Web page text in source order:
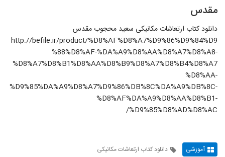
مقدس
دانلود کتاب ارتعاشات مکانیکی سعید محجوب مقدس
http://befile.ir/product/%D8%AF%D8%A7%D9%86%D9%84%D9
%88%D8%AF-%DA%A9%D8%AA%D8%A7%D8%A8-
%D8%A7%D8%B1%D8%AA%D8%B9%D8%A7%D8%B4%D8%A7
%D8%AA-
%D9%85%DA%A9%D8%A7%D9%86%DB%8C%DA%A9%DB%8C-
%D8%AF%DA%A9%D8%AA%D8%B1-
%D9%85%D8%AD%D8%AC/
آموزشی
دانلود کتاب ارتعاشات مکانیکی